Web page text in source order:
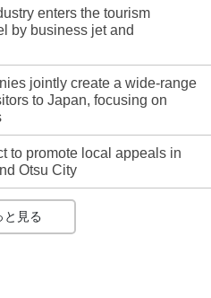
enters the tourism
by business jet and
jointly create a wide-range
to Japan, focusing on
to promote local appeals in
Otsu City
と見る